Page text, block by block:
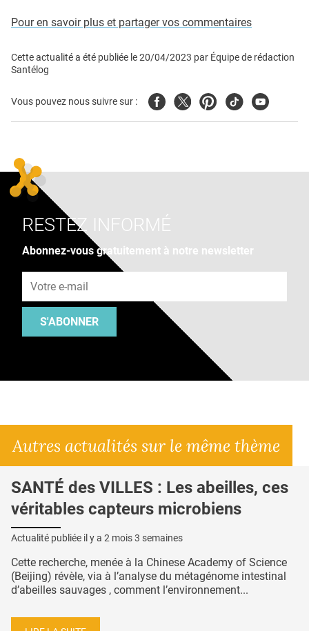
Pour en savoir plus et partager vos commentaires
Cette actualité a été publiée le20/04/2023 par Équipe de rédaction
Santélog
Vous pouvez nous suivre sur : FacebookTwitterPinterest
TiktokYoutube
RESTEZ INFORMÉ
Abonnez-vous gratuitement à notre newsletter
S'ABONNER
Autres actualités sur le même thème
SANTÉ des VILLES : Les abeilles, ces
véritables capteurs microbiens
Actualité publiée il y a 2 mois 3 semaines
Cette recherche, menée à la Chinese Academy of Science
(Beijing) révèle, via à l’analyse du métagénome intestinal
d’abeilles sauvages , comment l’environnement...